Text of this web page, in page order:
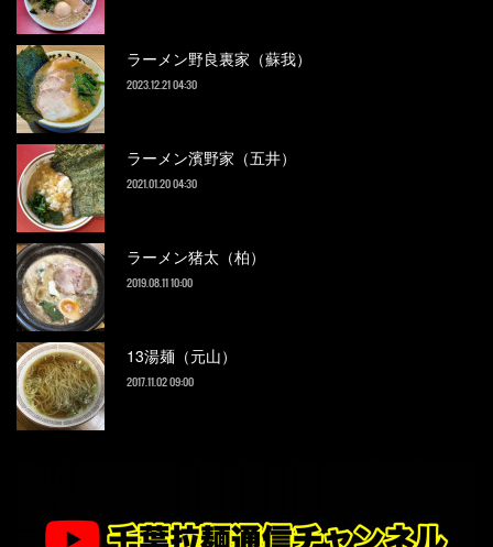
ラーメン野良裏家（蘇我）
2023.12.21 04:30
ラーメン濱野家（五井）
2021.01.20 04:30
ラーメン猪太（柏）
2019.08.11 10:00
13湯麺（元山）
2017.11.02 09:00